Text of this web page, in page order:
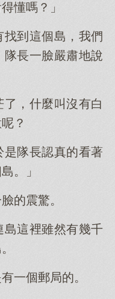
懂嗎？」
找到這個島，我們
隊長一臉嚴肅地說
，什麼叫沒有白
？
隊長認真的看著
。」
的震驚。
這裡雖然有幾千
一個郵局的。